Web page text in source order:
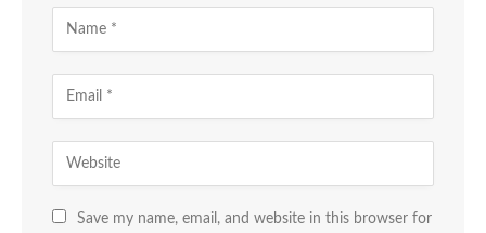
Save my name, email, and website in this browser for